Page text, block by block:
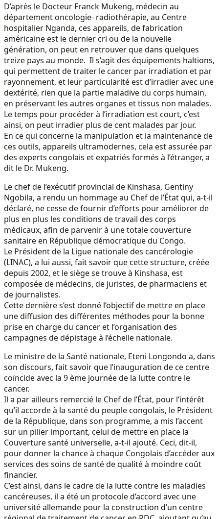
D’après le Docteur Franck Mukeng, médecin au
département oncologie- radiothérapie, au Centre
hospitalier Nganda, ces appareils, de fabrication
américaine est le dernier cri ou de la nouvelle
génération, on peut en retrouver que dans quelques
treize pays au monde. Il s’agit des équipements haltions,
qui permettent de traiter le cancer par irradiation et par
rayonnement, et leur particularité est d’irradier avec une
dextérité, rien que la partie maladive du corps humain,
en préservant les autres organes et tissus non malades.
Le temps pour procéder à l’irradiation est court, c’est
ainsi, on peut irradier plus de cent malades par jour.
En ce qui concerne la manipulation et la maintenance de
ces outils, appareils ultramodernes, cela est assurée par
des experts congolais et expatriés formés à l’étranger, a
dit le Dr. Mukeng.
Le chef de l’exécutif provincial de Kinshasa, Gentiny
Ngobila, a rendu un hommage au Chef de l’État qui, a-t-il
déclaré, ne cesse de fournir d’efforts pour améliorer de
plus en plus les conditions de travail des corps
médicaux, afin de parvenir à une totale couverture
sanitaire en République démocratique du Congo.
Le Président de la Ligue nationale des cancérologie
(LINAC), a lui aussi, fait savoir que cette structure, créée
depuis 2002, et le siège se trouve à Kinshasa, est
composée de médecins, de juristes, de pharmaciens et
de journalistes.
Cette dernière s’est donné l’objectif de mettre en place
une diffusion des différentes méthodes pour la bonne
prise en charge du cancer et l’organisation des
campagnes de dépistage à l’échelle nationale.
Le ministre de la Santé nationale, Eteni Longondo a, dans
son discours, fait savoir que l’inauguration de ce centre
coïncide avec la 9 ème journée de la lutte contre le
cancer.
Il a par ailleurs remercié le Chef de l’État, pour l’intérêt
qu’il accorde à la santé du peuple congolais, le Président
de la République, dans son programme, a mis l’accent
sur un pilier important, celui de mettre en place la
Couverture santé universelle, a-t-il ajouté. Ceci, dit-il,
pour donner la chance à chaque Congolais d’accéder aux
services des soins de santé de qualité à moindre coût
financier.
C’est ainsi, dans le cadre de la lutte contre les maladies
cancéreuses, il a été un protocole d’accord avec une
université allemande pour la construction d’un centre